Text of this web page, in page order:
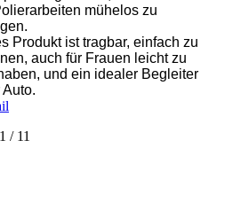
mühelos zu
Produkt ist tragbar, einfach zu
auch für Frauen leicht zu
und ein idealer Begleiter
Auto.
/ 11